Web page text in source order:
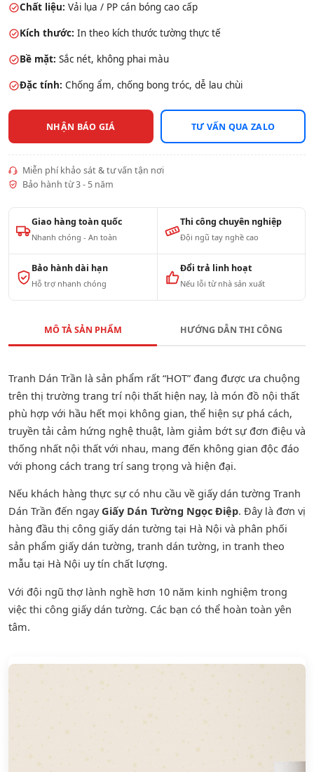
Chất liệu: Vải lụa / PP cán bóng cao cấp
Kích thước: In theo kích thước tường thực tế
Bề mặt: Sắc nét, không phai màu
Đặc tính: Chống ẩm, chống bong tróc, dễ lau chùi
NHẬN BÁO GIÁ TƯ VẤN QUA ZALO
Miễn phí khảo sát & tư vấn tận nơi
Bảo hành từ 3 - 5 năm
Giao hàng toàn quốc
Nhanh chóng - An toàn
Thi công chuyên nghiệp
Đội ngũ tay nghề cao
Bảo hành dài hạn
Hỗ trợ nhanh chóng
Đổi trả linh hoạt
Nếu lỗi từ nhà sản xuất
MÔ TẢ SẢN PHẨM HƯỚNG DẪN THI CÔNG
Tranh Dán Trần là sản phẩm rất “HOT” đang được ưa chuộng
trên thị trường trang trí nội thất hiện nay, là món đồ nội thất
phù hợp với hầu hết mọi không gian, thể hiện sự phá cách,
truyền tải cảm hứng nghệ thuật, làm giảm bớt sự đơn điệu và
thống nhất nội thất với nhau, mang đến không gian độc đáo
với phong cách trang trí sang trọng và hiện đại.
Nếu khách hàng thực sự có nhu cầu về giấy dán tường Tranh
Dán Trần đến ngayGiấy Dán Tường Ngọc Điệp. Đây là đơn vị
hàng đầu thị công giấy dán tường tại Hà Nội và phân phối
sản phẩm giấy dán tường, tranh dán tường, in tranh theo
mẫu tại Hà Nội uy tín chất lượng.
Với đội ngũ thợ lành nghề hơn 10 năm kinh nghiệm trong
việc thi công giấy dán tường. Các bạn có thể hoàn toàn yên
tâm.